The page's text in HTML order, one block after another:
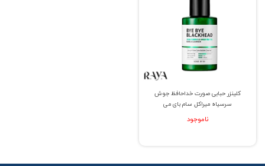
کلینزر حبابی صورت خداحافظ جوش
سرسیاه میراکل سام بای می
ناموجود